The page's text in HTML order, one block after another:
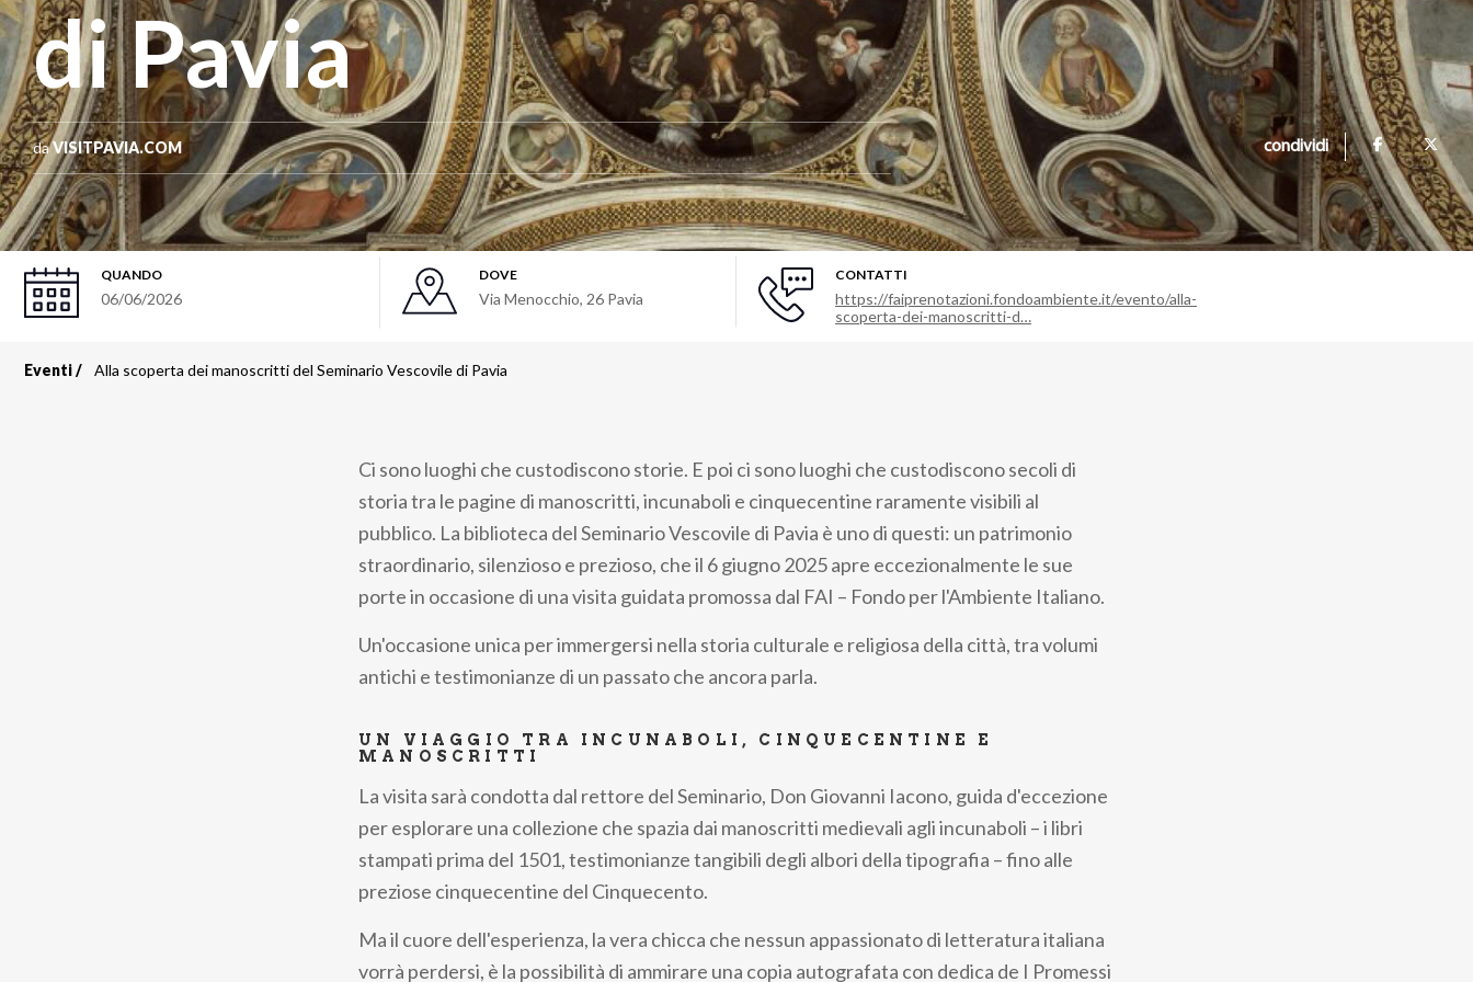
di Pavia
daVISITPAVIA.COM condividi
QUANDO
06/06/2026
DOVE
Via Menocchio, 26 Pavia
CONTATTI
https://faiprenotazioni.fondoambiente.it/evento/alla-
scoperta-dei-manoscritti-d…
Briciole
Eventi Alla scoperta dei manoscritti del Seminario Vescovile di Pavia
Ci sono luoghi che custodiscono storie. E poi ci sono luoghi che custodiscono secoli di
storia tra le pagine di manoscritti, incunaboli e cinquecentine raramente visibili al
pubblico. La biblioteca del Seminario Vescovile di Pavia è uno di questi: un patrimonio
straordinario, silenzioso e prezioso, che il 6 giugno 2025 apre eccezionalmente le sue
porte in occasione di una visita guidata promossa dal FAI – Fondo per l'Ambiente Italiano.
Un'occasione unica per immergersi nella storia culturale e religiosa della città, tra volumi
antichi e testimonianze di un passato che ancora parla.
UN VIAGGIO TRA INCUNABOLI, CINQUECENTINE E
MANOSCRITTI
La visita sarà condotta dal rettore del Seminario, Don Giovanni Iacono, guida d'eccezione
per esplorare una collezione che spazia dai manoscritti medievali agli incunaboli – i libri
stampati prima del 1501, testimonianze tangibili degli albori della tipografia – fino alle
preziose cinquecentine del Cinquecento.
Ma il cuore dell'esperienza, la vera chicca che nessun appassionato di letteratura italiana
vorrà perdersi, è la possibilità di ammirare una copia autografata con dedica de I Promessi